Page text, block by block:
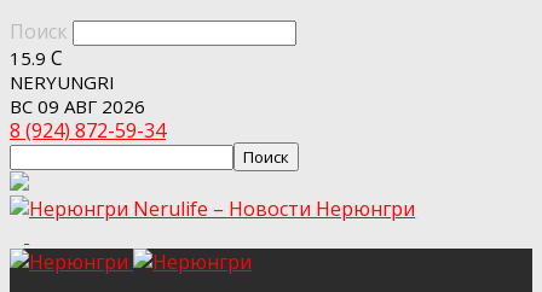
Поиск
15.9 C
NERYUNGRI
ВС 09 АВГ 2026
8 (924) 872-59-34
Nerulife – Новости Нерюнгри